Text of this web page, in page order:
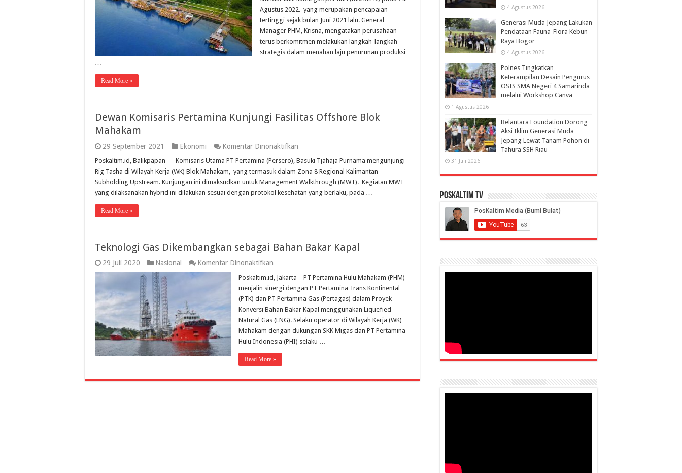
Tertinggi
di
Agustus
2022
Agustus 2022. yang merupakan pencapaian
tertinggi sejak bulan Juni 2021 lalu. General
Manager PHM, Krisna, mengatakan perusahaan
terus berkomitmen melakukan langkah-langkah
strategis dalam menahan laju penurunan produksi
…
Read More »
Dewan Komisaris Pertamina Kunjungi Fasilitas Offshore Blok
Mahakam
29 September 2021 Ekonomi Komentar Dinonaktifkan
Komisaris
Pertamina
Kunjungi
Fasilitas
Offshore
Poskaltim.id, Balikpapan — Komisaris Utama PT Pertamina (Persero), Basuki Tjahaja Purnama mengunjungi
Rig Tasha di Wilayah Kerja (WK) Blok Mahakam, yang termasuk dalam Zona 8 Regional Kalimantan
Subholding Upstream. Kunjungan ini dimaksudkan untuk Management Walkthrough (MWT). Kegiatan MWT
yang dilaksanakan hybrid ini dilakukan sesuai dengan protokol kesehatan yang berlaku, pada …
Read More »
Teknologi Gas Dikembangkan sebagai Bahan Bakar Kapal
29 Juli 2020 Nasional Komentar Dinonaktifkan
Gas
Dikembangkan
sebagai
Bahan
Bakar
Kapal
Poskaltim.id, Jakarta – PT Pertamina Hulu Mahakam (PHM)
menjalin sinergi dengan PT Pertamina Trans Kontinental
(PTK) dan PT Pertamina Gas (Pertagas) dalam Proyek
Konversi Bahan Bakar Kapal menggunakan Liquefied
Natural Gas (LNG). Selaku operator di Wilayah Kerja (WK)
Mahakam dengan dukungan SKK Migas dan PT Pertamina
Hulu Indonesia (PHI) selaku …
Read More »
4 Agustus 2026
Generasi Muda Jepang Lakukan
Pendataan Fauna-Flora Kebun
Raya Bogor
4 Agustus 2026
Polnes Tingkatkan
Keterampilan Desain Pengurus
OSIS SMA Negeri 4 Samarinda
melalui Workshop Canva
1 Agustus 2026
Belantara Foundation Dorong
Aksi Iklim Generasi Muda
Jepang Lewat Tanam Pohon di
Tahura SSH Riau
31 Juli 2026
PosKaltim TV